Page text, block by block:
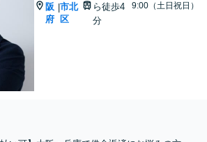
阪
府
|市北
区
ら徒歩4
分
9:00（土日祝日）